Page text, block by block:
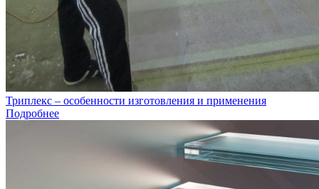
Триплекс – особенности изготовления и применения
Подробнее